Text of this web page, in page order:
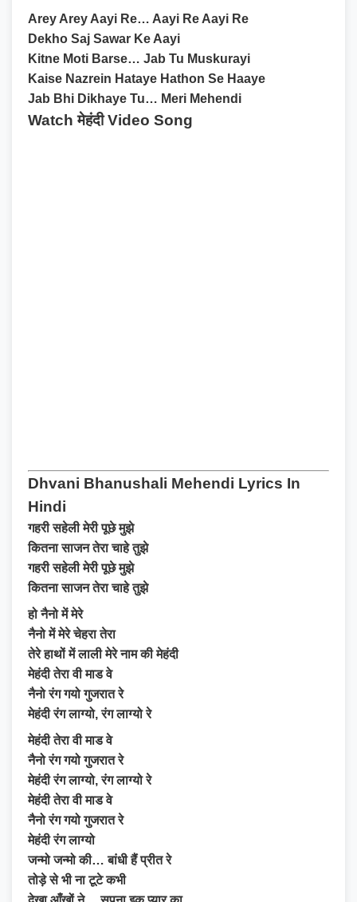
Arey Arey Aayi Re… Aayi Re Aayi Re
Dekho Saj Sawar Ke Aayi
Kitne Moti Barse… Jab Tu Muskurayi
Kaise Nazrein Hataye Hathon Se Haaye
Jab Bhi Dikhaye Tu… Meri Mehendi
Watch मेहंदी Video Song
Dhvani Bhanushali Mehendi Lyrics In
Hindi
गहरी सहेली मेरी पूछे मुझे
कितना साजन तेरा चाहे तुझे
गहरी सहेली मेरी पूछे मुझे
कितना साजन तेरा चाहे तुझे
हो नैनो में मेरे
नैनो में मेरे चेहरा तेरा
तेरे हाथों में लाली मेरे नाम की मेहंदी
मेहंदी तेरा वी माड वे
नैनो रंग गयो गुजरात रे
मेहंदी रंग लाग्यो, रंग लाग्यो रे
मेहंदी तेरा वी माड वे
नैनो रंग गयो गुजरात रे
मेहंदी रंग लाग्यो, रंग लाग्यो रे
मेहंदी तेरा वी माड वे
नैनो रंग गयो गुजरात रे
मेहंदी रंग लाग्यो
जन्मो जन्मो की… बांधी हैं प्रीत रे
तोड़े से भी ना टूटे कभी